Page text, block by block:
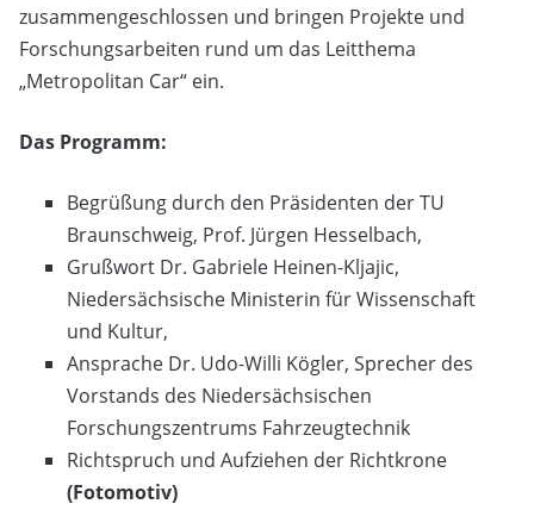
zusammengeschlossen und bringen Projekte und
Forschungsarbeiten rund um das Leitthema
„Metropolitan Car“ ein.
Das Programm:
Begrüßung durch den Präsidenten der TU
Braunschweig, Prof. Jürgen Hesselbach,
Grußwort Dr. Gabriele Heinen-Kljajic,
Niedersächsische Ministerin für Wissenschaft
und Kultur,
Ansprache Dr. Udo-Willi Kögler, Sprecher des
Vorstands des Niedersächsischen
Forschungszentrums Fahrzeugtechnik
Richtspruch und Aufziehen der Richtkrone
(Fotomotiv)